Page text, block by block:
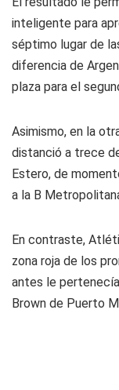
inteligente para
séptimo lugar de
diferencia de
plaza para el
Asimismo, en la
distanció a trece
Estero, de
a la B
En contraste,
zona roja de los
antes le
Brown de Puerto